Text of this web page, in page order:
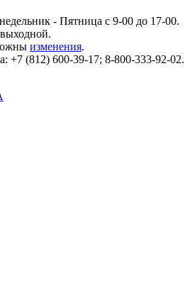
- Пятница с 9-00 до 17-00.
изменения.
+7 (812) 600-39-17; 8-800-333-92-02.